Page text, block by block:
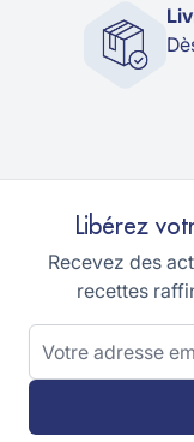
Libérez
Recevez des
recettes
Adresse email